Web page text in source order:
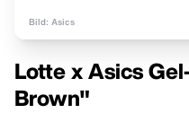
Bild: Asics
Lotte x Asics
Brown"